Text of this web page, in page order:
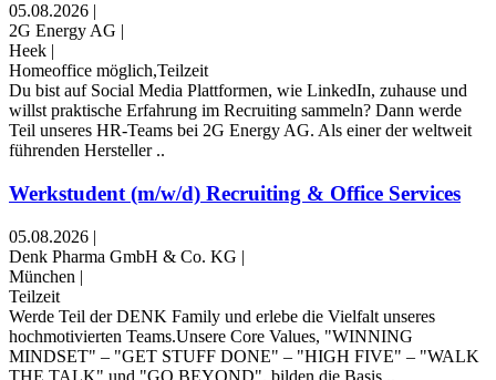
05.08.2026 |
2G Energy AG |
Heek |
Homeoffice möglich,Teilzeit
Du bist auf Social Media Plattformen, wie LinkedIn, zuhause und
willst praktische Erfahrung im Recruiting sammeln? Dann werde
Teil unseres HR-Teams bei 2G Energy AG. Als einer der weltweit
führenden Hersteller ..
Werkstudent (m/w/d) Recruiting & Office Services
05.08.2026 |
Denk Pharma GmbH & Co. KG |
München |
Teilzeit
Werde Teil der DENK Family und erlebe die Vielfalt unseres
hochmotivierten Teams.Unsere Core Values, "WINNING
MINDSET" – "GET STUFF DONE" – "HIGH FIVE" – "WALK
THE TALK" und "GO BEYOND", bilden die Basis ..